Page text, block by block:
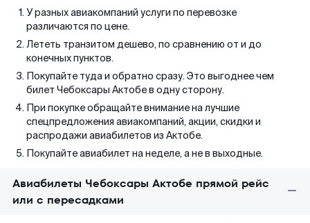
У разных авиакомпаний услуги по перевозке
различаются по цене.
Лететь транзитом дешево, по сравнению от и до
конечных пунктов.
Покупайте туда и обратно сразу. Это выгоднее чем
билет Чебоксары Актобе в одну сторону.
При покупке обращайте внимание на лучшие
спецпредложения авиакомпаний, акции, скидки и
распродажи авиабилетов из Актобе.
Покупайте авиабилет на неделе, а не в выходные.
Авиабилеты Чебоксары Актобе прямой рейс
или с пересадками